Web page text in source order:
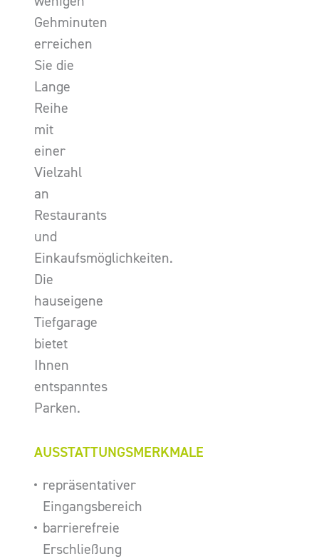
Gehminuten
erreichen
Sie die
Lange
Reihe
mit
einer
Vielzahl
an
Restaurants
und
Einkaufsmöglichkeiten.
Die
hauseigene
Tiefgarage
bietet
Ihnen
entspanntes
Parken.
AUSSTATTUNGSMERKMALE
repräsentativer
Eingangsbereich
barrierefreie
Erschließung